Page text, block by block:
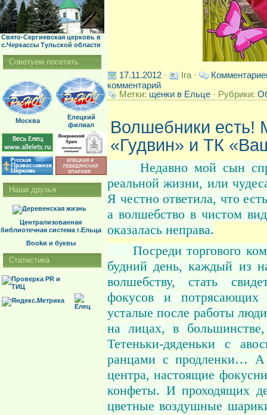
17.11.2012 · Ira ·
комментарий
Метки: щенки в Ельце · Рубрики:
Волшебники есть!
«Гудвин» и ТК
Недавно мой сын
реальной жизни, или
Я честно ответила, что
а волшебство в чистом
оказалась неправа.
Посреди торгового
будний день, каждый из
волшебству, стать
фокусов и потрясающих
усталые после работы
на лицах, в
Тетеньки-дяденьки с
ранцами с продленки… А
центра, настоящие
конфеты. И проходящих
цветные воздушные
Свято-Сергиевская церковь в
с.Черкассы Тульской области
Советуем посетить
Москва
Елецкий
филиал
Наши друзья
Централизованная
библиотечная система г.Ельца
Bookи и буквы
Статистика